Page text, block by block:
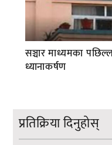
सञ्चार माध्यमका
ध्यानाकर्षण
प्रतिक्रिया दिनुहोस्